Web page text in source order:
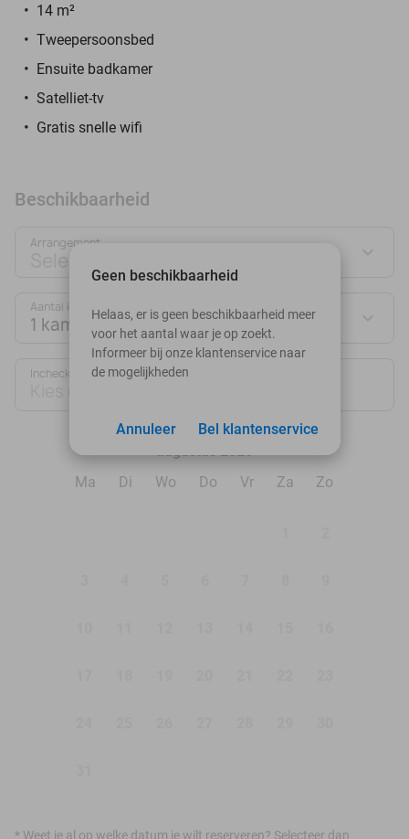
14 m²
Tweepersoonsbed
Ensuite badkamer
Satelliet-tv
Gratis snelle wifi
Beschikbaarheid
Arrangement
Selecteer jouw deal
Aantal kamers:
1 kamer
Inchecken
Ma
Di Wo Do Vr Za Zo
* Weet je al op welke datum je wilt reserveren? Selecteer dan
Geen beschikbaarheid
Helaas, er is geen beschikbaarheid meer
voor het aantal waar je op zoekt.
Informeer bij onze klantenservice naar
de mogelijkheden
Bel klantenservice
Annuleer